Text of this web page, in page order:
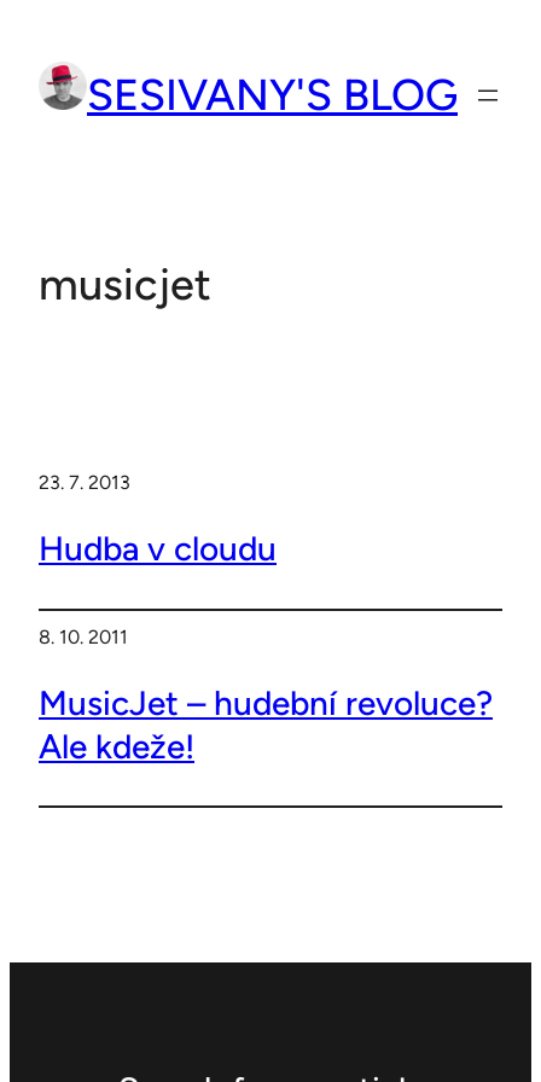
obsah
SESIVANY'S BLOG
musicjet
23. 7. 2013
Hudba v cloudu
8. 10. 2011
MusicJet – hudební revoluce?
Ale kdeže!